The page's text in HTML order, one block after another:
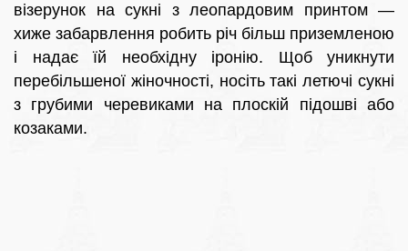
візерунок на сукні з леопардовим принтом —
хиже забарвлення робить річ більш приземленою
і надає їй необхідну іронію. Щоб уникнути
перебільшеної жіночності, носіть такі летючі сукні
з грубими черевиками на плоскій підошві або
козаками.